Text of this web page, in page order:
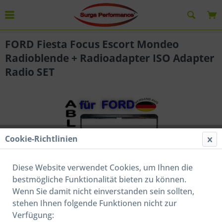
Auto Radioblenden SET
FORD Fiesta Focus Escort Mondeo
Radioblende + Radioadapter ISO Adapter
Radio SET
Cookie-Richtlinien
Diese Website verwendet Cookies, um Ihnen die
bestmögliche Funktionalität bieten zu können.
Wenn Sie damit nicht einverstanden sein sollten,
stehen Ihnen folgende Funktionen nicht zur
Verfügung: